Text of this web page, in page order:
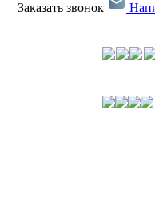
Заказать звонок